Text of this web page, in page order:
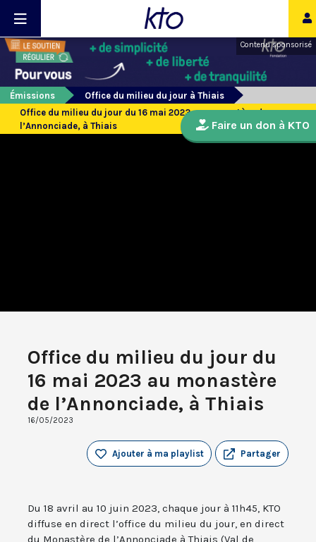
Contenu sponsorisé
Émissions
Office du milieu du jour à Thiais
Office du milieu du jour du 16 mai 2023 au monastère de
l’Annonciade, à Thiais
Office du milieu du jour du
16 mai 2023 au monastère
de l’Annonciade, à Thiais
16/05/2023
Partager
Ajouter à ma playlist
Du 18 avril au 10 juin 2023, chaque jour à 11h45, KTO
diffuse en direct l’office du milieu du jour, en direct
du Monastère de l’Annonciade à Thiais (Val de
Faire un don à KTO